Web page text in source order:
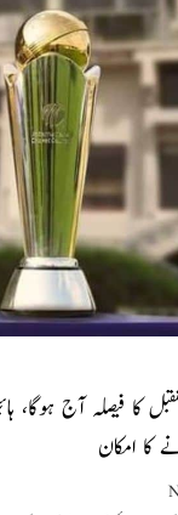
کا فیصلہ آج ہوگا،
کا امکان